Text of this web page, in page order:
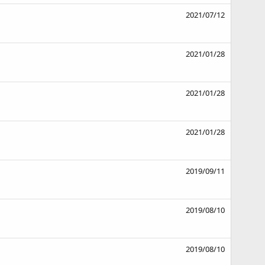
2021/07/12
2021/01/28
2021/01/28
2021/01/28
2019/09/11
2019/08/10
2019/08/10